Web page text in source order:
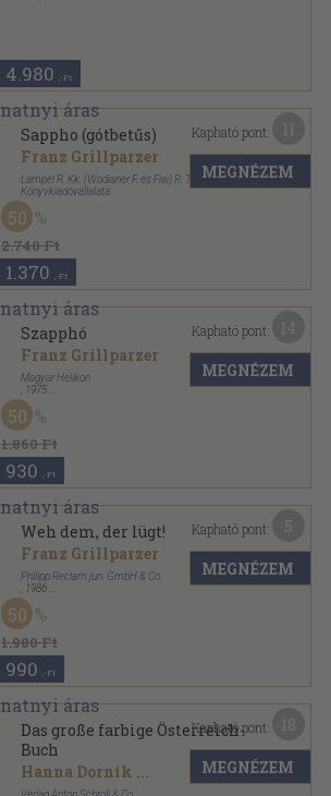
4.980 ,-Ft
Sappho (gótbetűs)
Franz Grillparzer
Lampel R. Kk. (Wodianer F. és Fiai) R. T.
Könyvkiadóvállalata
Vászon
Német könyvtár sorozat
2.740 Ft
50
1.370 ,-Ft
Kapható pont:
MEGNÉZEM
Szapphó
Franz Grillparzer
Magyar Helikon
1975
Varrott keménykötés
1.860 Ft
50
930 ,-Ft
Kapható pont:
MEGNÉZEM
Weh dem, der lügt!
Franz Grillparzer
Philipp Reclam jun. GmbH & Co.
1986
Ragasztott papírkötés
Universal-Bibliothek sorozat
1.980 Ft
50
990 ,-Ft
Kapható pont:
MEGNÉZEM
Das große farbige Österreich-
Buch
Hanna Dornik ...
Kapható pont:
MEGNÉZEM